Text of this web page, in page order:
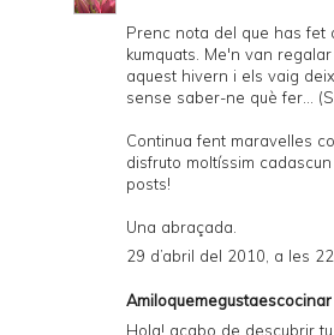
Prenc nota del que has fet
kumquats. Me'n van
aquest hivern i els vaig
sense saber-ne què fer...
Continua fent maravelles
disfruto moltíssim
posts!
Una abraçada.
29 d’abril del 2010, a les
Amiloquemegustaescocinar
Hola! acabo de descubrir